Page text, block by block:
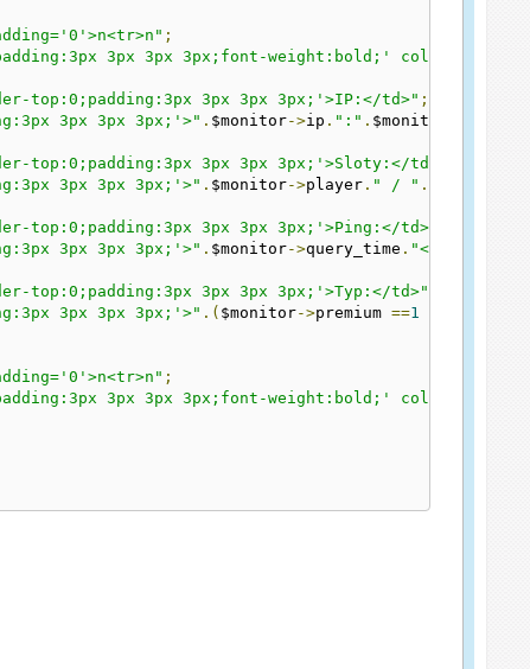
;
3px 3px 3px;font-weight:bold;' colspan='2'>"
top:0;padding:3px 3px 3px 3px;'>IP:</td>" ;
3px 3px 3px;'>" . $monitor->ip . ":" . $monitor
top:0;padding:3px 3px 3px 3px;'>Sloty:</td>"
3px 3px 3px;'>" . $monitor->player . " / " .
top:0;padding:3px 3px 3px 3px;'>Ping:</td>"
3px 3px 3px;'>" . $monitor->query_time . "</td>"
top:0;padding:3px 3px 3px 3px;'>Typ:</td>"
3px 3px 3px;'>" .( $monitor->premium ==1
;
3px 3px 3px;font-weight:bold;'